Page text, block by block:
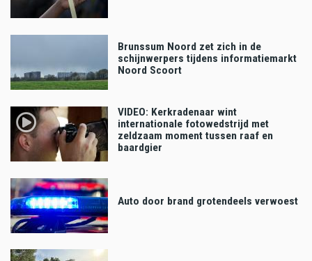
Brunssum Noord zet zich in de
schijnwerpers tijdens informatiemarkt
Noord Scoort
VIDEO: Kerkradenaar wint
internationale fotowedstrijd met
zeldzaam moment tussen raaf en
baardgier
Auto door brand grotendeels verwoest